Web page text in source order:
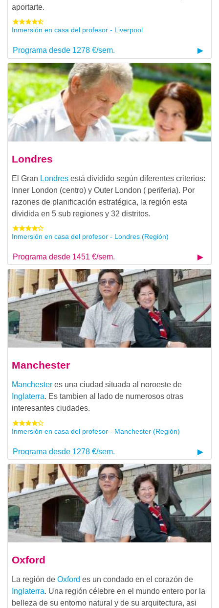
aportarte.
Inmersión en casa del profesor - Liverpool
Programa desde 1278 €/sem.
Londres
El Gran Londres está dividido según diferentes criterios:
Inner London (centro) y Outer London ( periferia). Por
razones de planificación estratégica, la región esta
dividida en 5 sub regiones y 32 distritos.
Inmersión en casa del profesor - Londres (Región)
Programa desde 1451 €/sem.
Manchester
Manchester es una ciudad situada al noroeste de
Inglaterra. Es tambien al lado de numerosos otras
interesantes ciudades.
Inmersión en casa del profesor - Manchester (Región)
Programa desde 1278 €/sem.
Oxford
La región de Oxford es un condado en el corazón de
Inglaterra. Una región célebre en el mundo entero por la
belleza de su entorno natural y de su arquitectura, asi